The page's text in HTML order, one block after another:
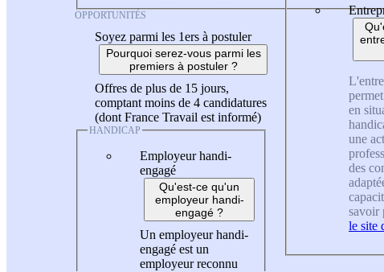
OPPORTUNITÉS
Soyez parmi les 1ers à postuler
Pourquoi serez-vous parmi les
premiers à postuler ?
Offres de plus de 15 jours,
comptant moins de 4 candidatures
(dont France Travail est informé)
HANDICAP
Employeur handi-
engagé
Qu'est-ce qu'un
employeur handi-
engagé ?
Un employeur handi-
engagé est un
employeur reconnu
en
une
des
savoir
le site